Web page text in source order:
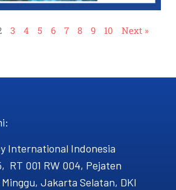
3 4 5 6 7 8 9 10 Next »
International Indonesia
RT 001 RW 004, Pejaten
Jakarta Selatan, DKI